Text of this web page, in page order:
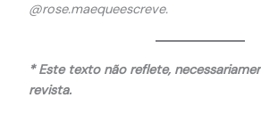
@rose.maequeescreve.
* Este texto não reflete,
revista.